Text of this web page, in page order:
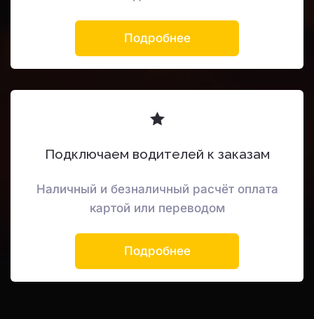
Подробнее
Подключаем водителей к заказам
Наличный и безналичный расчёт оплата
картой или переводом
Подробнее